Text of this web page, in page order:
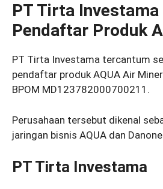
PT Tirta Investama
Pendaftar Produk
PT Tirta Investama tercantum
pendaftar produk AQUA Air
BPOM MD123782000700211.
Perusahaan tersebut dikenal
jaringan bisnis AQUA dan
PT Tirta Investama